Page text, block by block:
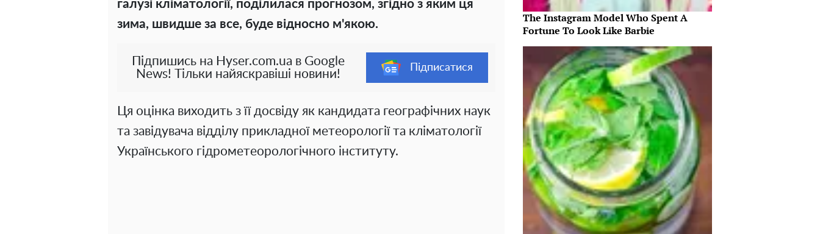
галузі кліматології, поділилася прогнозом, згідно з яким ця
зима, швидше за все, буде відносно м'якою.
Підпишись на Hyser.com.ua в Google
News! Тільки найяскравіші новини!
Підписатися
Ця оцінка виходить з її досвіду як кандидата географічних наук
та завідувача відділу прикладної метеорології та кліматології
Українського гідрометеорологічного інституту.
The Instagram Model Who Spent A
Fortune To Look Like Barbie